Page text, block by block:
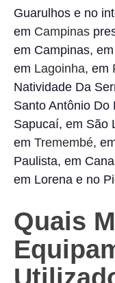
Guarulhos e no
em Campinas
em Campinas, em
em Lagoinha, em
Natividade Da
Santo Antônio Do
Sapucaí, em São
em Tremembé,
Paulista, em
em Lorena e no
Quais